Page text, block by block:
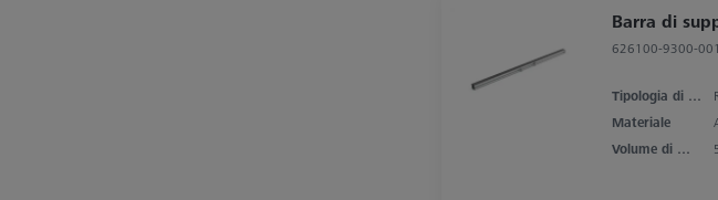
Barra di
626100-9300-001
Tipologia di prodotto
Materiale
Volume di misura asse X